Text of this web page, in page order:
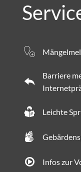
Barriere
Leichte
Infos zur